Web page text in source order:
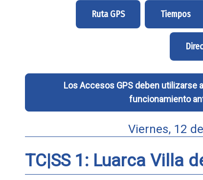
Ruta GPS Tiempos
Los Accesos GPS deben utilizarse
funcionamiento
Viernes, 12
TC|SS 1: Luarca Villa